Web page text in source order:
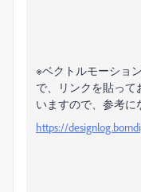
※ベクトルモーショ
で、リンクを貼って
いますので、参考に
https://